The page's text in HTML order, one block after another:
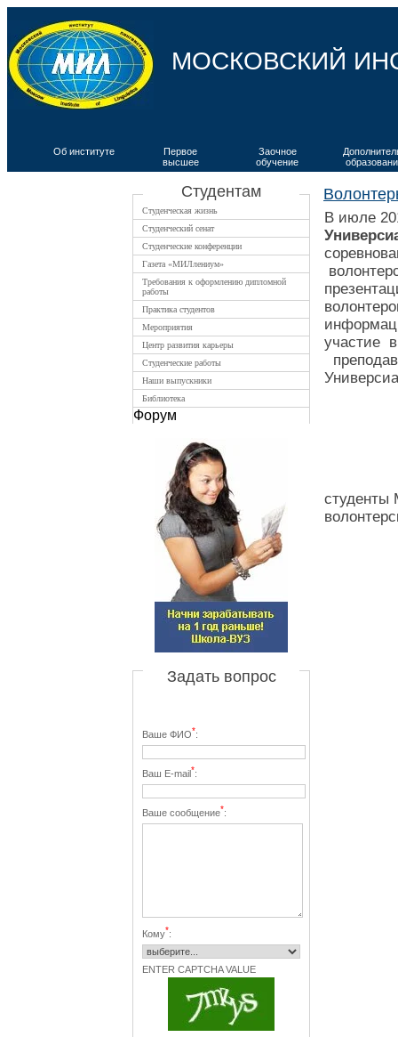
МОСКОВСКИЙ
Об институте
Первое
высшее
Заочное
обучение
Студентам
Студенческая жизнь
Студенческий сенат
Студенческие конференции
Газета «МИЛлениум»
Требования к оформлению дипломной
работы
Практика студентов
Мероприятия
Центр развития карьеры
Студенческие работы
Наши выпускники
Библиотека
Форум
Задать вопрос
Ваше ФИО*:
Ваш E-mail*:
Ваше сообщение*:
Кому*:
ENTER CAPTCHA VALUE
В июле
участие